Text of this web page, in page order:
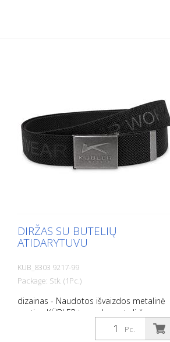
DIRŽAS SU BUTELIŲ
ATIDARYTUVU
KUB_8303 9217-99
Package: Stk. (1Pc.)
dizainas - Naudotos išvaizdos metalinė
sagtis - KÜBLER įspaudas ant diržo
sagties ir diržo juostos Funkcija - Sagtis su
integruotu butelių atidarytuvu - Drabužio
Pc.